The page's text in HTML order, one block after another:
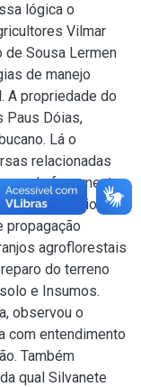
lógica o
Vilmar
de Sousa Lermen
de manejo
A propriedade do
Paus Dóias,
Lá o
relacionadas
de ferramentas
plantios
propagação
agroflorestais
do terreno
e Insumos.
observou o
com entendimento
Também
qual Silvanete